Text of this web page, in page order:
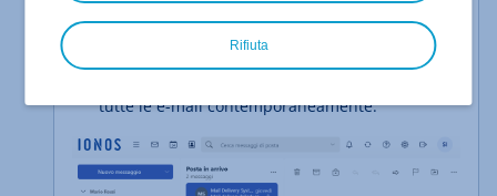
un'intera cartella, ad esempio della posta in
tutte le e-mail contemporaneamente.
Rifiuta